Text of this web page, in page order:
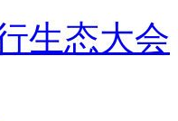
生态大会